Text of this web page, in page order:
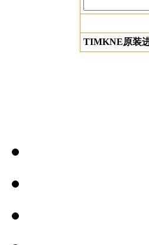
TIMKNE原装